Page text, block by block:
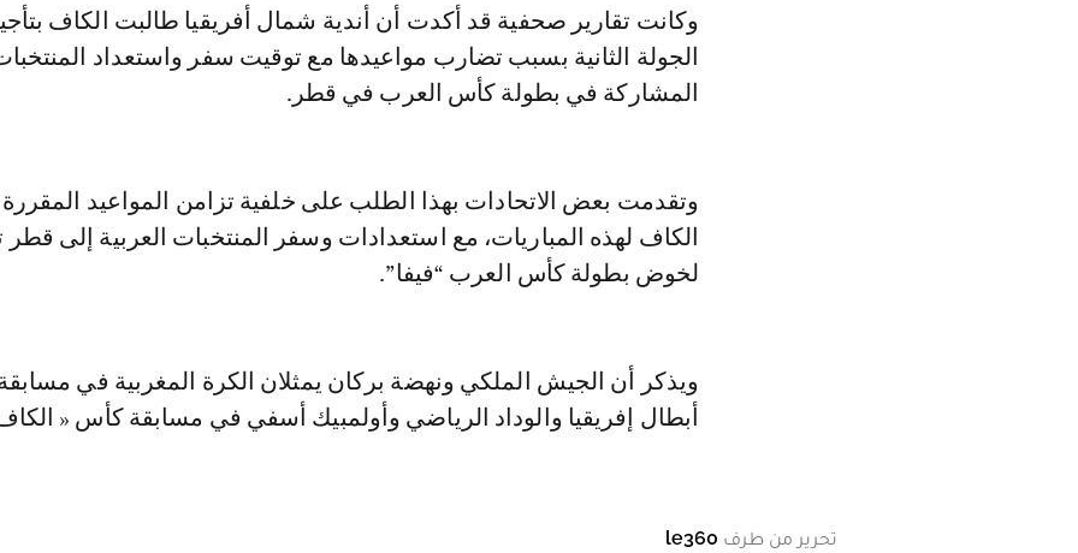
وكانت تقارير صحفية قد أكدت أن أندية شمال أفريقيا طالبت الكاف
الجولة الثانية بسبب تضارب مواعيدها مع توقيت سفر واستعداد
المشاركة في بطولة كأس العرب في قطر.
وتقدمت بعض الاتحادات بهذا الطلب على خلفية تزامن المواعيد
الكاف لهذه المباريات، مع استعدادات وسفر المنتخبات العربية إلى قطر
لخوض بطولة كأس العرب “فيفا”.
ويذكر أن الجيش الملكي ونهضة بركان يمثلان الكرة المغربية في
أبطال إفريقيا والوداد الرياضي وأولمبيك أسفي في مسابقة كأس «
تحرير من طرف le360